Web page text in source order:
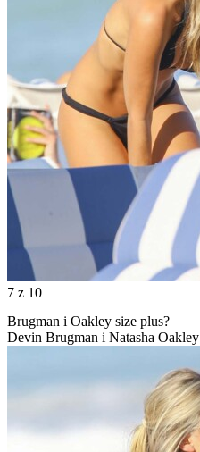
7 z 10
Brugman i Oakley size plus?
Devin Brugman i Natasha Oakley